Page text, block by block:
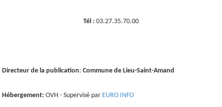
Tél : 03.27.35.70.00
Directeur de la publication: Commune de Lieu-Saint-Amand
Hébergement:OVH - Supervisé par EURO INFO